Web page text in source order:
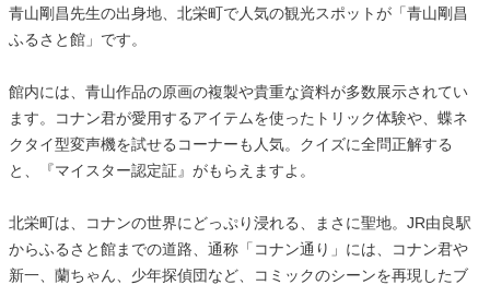
青山剛昌先生の出身地、北栄町で人気の観光スポットが「青山剛昌
ふるさと館」です。
館内には、青山作品の原画の複製や貴重な資料が多数展示されてい
ます。コナン君が愛用するアイテムを使ったトリック体験や、蝶ネ
クタイ型変声機を試せるコーナーも人気。クイズに全問正解する
と、『マイスター認定証』がもらえますよ。
北栄町は、コナンの世界にどっぷり浸れる、まさに聖地。JR由良駅
からふるさと館までの道路、通称「コナン通り」には、コナン君や
新一、蘭ちゃん、少年探偵団など、コミックのシーンを再現したブ